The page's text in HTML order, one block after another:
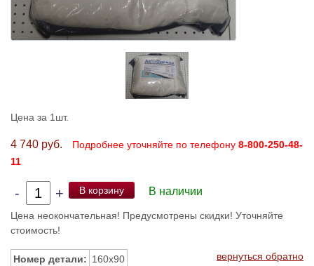
Цена за 1шт.
4 740 руб. Подробнее уточняйте по телефону 8-800-250-48-
11
- + В корзину В наличии
Цена неокончательная! Предусмотрены скидки! Уточняйте
стоимость!
Номер детали: 160x90 вернуться обратно